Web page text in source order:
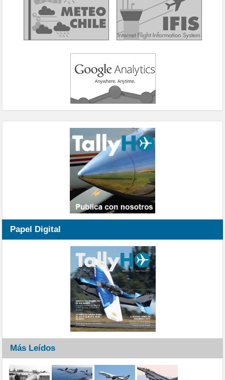
Papel Digital
Más Leídos